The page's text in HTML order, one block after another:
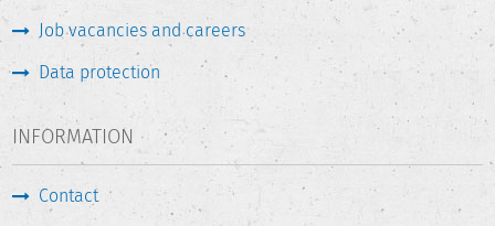
Job vacancies and careers
Data protection
INFORMATION
Contact